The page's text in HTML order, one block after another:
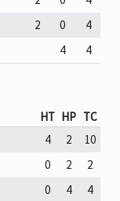
2 0
4
4 4
HT HP TC
4 2
10
0 2
2
0 4 4